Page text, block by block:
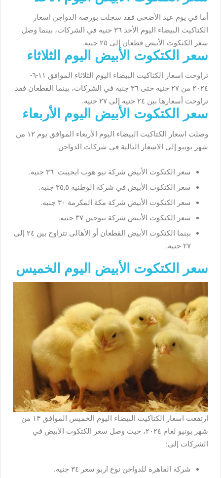
أما في يوم عيد الأضحى فقد سجلت بورصة الدواجن اسعار
الكتاكيت البيضاء اليوم الأحد ٣٦ جنيه في الشركات، بينما وصل
سعر الكتكوت الأبيض قطعان إلى ٢٥ جنيه.
سعر الكتكوت الأبيض اليوم الثلاثاء
تراوحت اسعار الكتاكيت البيضاء اليوم الثلاثاء الموافق ١١-٦-
٢٠٢٤ من ٢٧ جنيه حتى ٣٦ جنيه في الشركات، بينما القطعان فقد
تراوحت أسعارها بين ٢٤ جنيه إلى ٢٧ جنيه.
سعر الكتكوت الأبيض اليوم الأربعاء
وصلت اسعار الكتاكيت البيضاء اليوم الأربعاء الموافق يوم ١٢ من
شهر يونيو إلى الاسعار التالية في شركات الدواجن:
سعر الكتكوت الأبيض شركة نيو هوب ايجيبت ٣٦ جنيه.
سعر الكتكوت الأبيض في شركة الوطنية ٣٥,٥ جنيه.
سعر الكتكوت الأبيض شركة مكة المكرمة ٣٠ جنيه.
سعر الكتكوت الأبيض شركة نيوجين ٣٧ جنيه.
بينما الكتكوت الأبيض القطعان أو الأهالى تتراوح بين ٢٤ إلى
٢٧ جنيه.
سعر الكتكوت الأبيض اليوم الخميس
ارتفعت اسعار الكتاكيت البيضاء اليوم الخميس الموافق ١٣ من
شهر يونيو لعام ٢٠٢٤، حيث وصل سعر الكتكوت الأبيض في
الشركات إلى:
شركة القاهرة للدواجن نوع اربو سعر ٣٤ جنيه.